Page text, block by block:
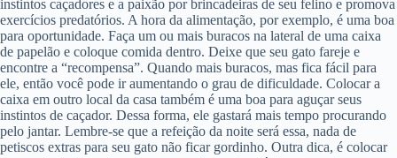
instintos caçadores e a paixão por brincadeiras de seu felino e promova
exercícios predatórios. A hora da alimentação, por exemplo, é uma boa
para oportunidade. Faça um ou mais buracos na lateral de uma caixa
de papelão e coloque comida dentro. Deixe que seu gato fareje e
encontre a “recompensa”. Quando mais buracos, mas fica fácil para
ele, então você pode ir aumentando o grau de dificuldade. Colocar a
caixa em outro local da casa também é uma boa para aguçar seus
instintos de caçador. Dessa forma, ele gastará mais tempo procurando
pelo jantar. Lembre-se que a refeição da noite será essa, nada de
petiscos extras para seu gato não ficar gordinho. Outra dica, é colocar